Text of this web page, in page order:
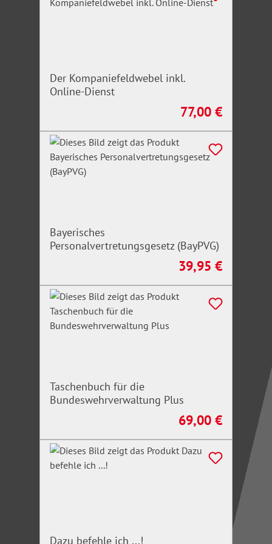
Der Kompaniefeldwebel inkl.
Online-Dienst
Regulärer Preis:
77,00 €
Bayerisches
Personalvertretungsgesetz (BayPVG)
Regulärer Preis:
39,95 €
Taschenbuch für die
Bundeswehrverwaltung Plus
Regulärer Preis:
69,00 €
Dazu befehle ich ...!